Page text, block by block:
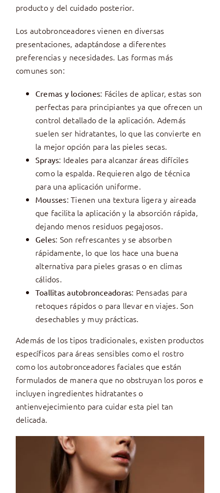
producto y del cuidado posterior.
Los autobronceadores vienen en diversas
presentaciones, adaptándose a diferentes
preferencias y necesidades. Las formas más
comunes son:
Cremas y lociones: Fáciles de aplicar, estas son
perfectas para principiantes ya que ofrecen un
control detallado de la aplicación. Además
suelen ser hidratantes, lo que las convierte en
la mejor opción para las pieles secas.
Sprays: Ideales para alcanzar áreas difíciles
como la espalda. Requieren algo de técnica
para una aplicación uniforme.
Mousses: Tienen una textura ligera y aireada
que facilita la aplicación y la absorción rápida,
dejando menos residuos pegajosos.
Geles: Son refrescantes y se absorben
rápidamente, lo que los hace una buena
alternativa para pieles grasas o en climas
cálidos.
Toallitas autobronceadoras: Pensadas para
retoques rápidos o para llevar en viajes. Son
desechables y muy prácticas.
Además de los tipos tradicionales, existen productos
específicos para áreas sensibles como el rostro
como los autobronceadores faciales que están
formulados de manera que no obstruyan los poros e
incluyen ingredientes hidratantes o
antienvejecimiento para cuidar esta piel tan
delicada.